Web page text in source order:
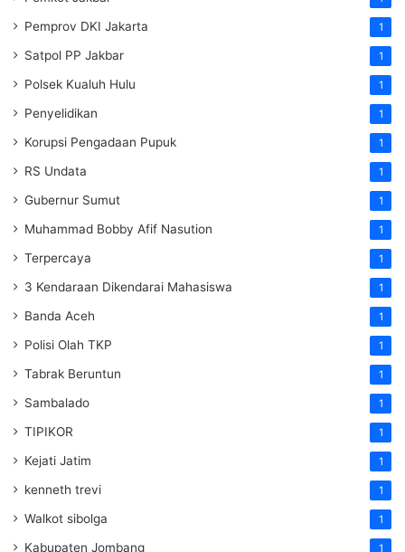
Pemprov DKI Jakarta 1
Satpol PP Jakbar 1
Polsek Kualuh Hulu 1
Penyelidikan 1
Korupsi Pengadaan Pupuk 1
RS Undata 1
Gubernur Sumut 1
Muhammad Bobby Afif Nasution 1
Terpercaya 1
3 Kendaraan Dikendarai Mahasiswa 1
Banda Aceh 1
Polisi Olah TKP 1
Tabrak Beruntun 1
Sambalado 1
TIPIKOR 1
Kejati Jatim 1
kenneth trevi 1
Walkot sibolga 1
Kabupaten Jombang 1